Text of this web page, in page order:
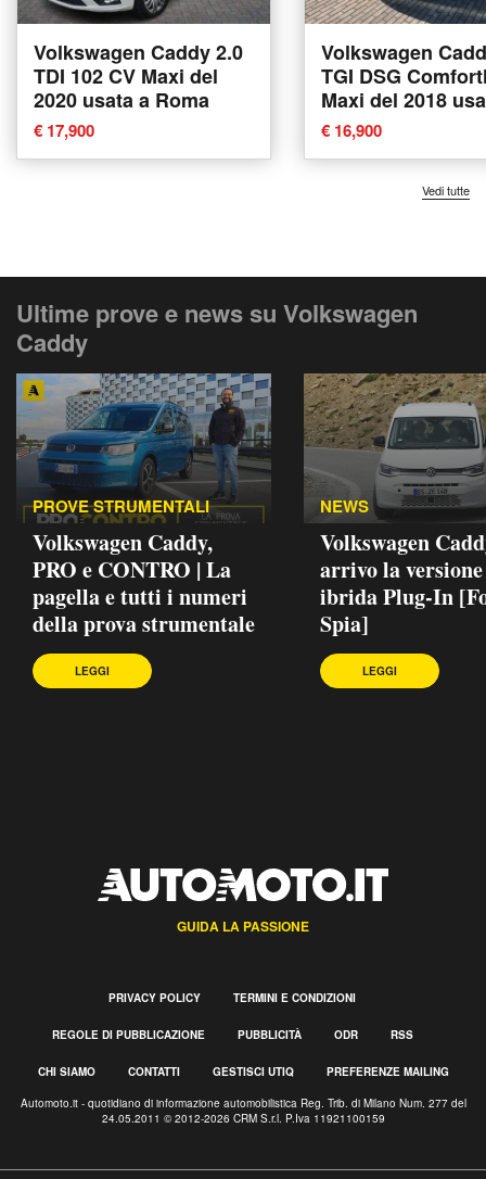
Volkswagen Caddy 2.0
TDI 102 CV Maxi del
2020 usata a Roma
€ 17,900
Volkswagen
TGI DSG
Maxi del 2018
Villorba
€ 16,900
Vedi tutte
Ultime prove e news su Volkswagen
Caddy
PROVE STRUMENTALI
Volkswagen Caddy,
PRO e CONTRO | La
pagella e tutti i numeri
della prova strumentale
LEGGI
NEWS
Volkswagen
arrivo la versione
ibrida Plug-In
Spia]
LEGGI
GUIDA LA PASSIONE
PRIVACY POLICY TERMINI E CONDIZIONI
REGOLE DI PUBBLICAZIONE PUBBLICITÀ ODR RSS
CHI SIAMO CONTATTI GESTISCI UTIQ PREFERENZE MAILING
Automoto.it - quotidiano di informazione automobilistica Reg. Trib. di Milano Num. 277 del
24.05.2011 © 2012-2026 CRM S.r.l. P.Iva 11921100159